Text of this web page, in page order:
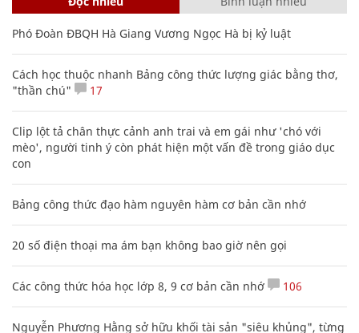
Phó Đoàn ĐBQH Hà Giang Vương Ngọc Hà bị kỷ luật
Cách học thuộc nhanh Bảng công thức lượng giác bằng thơ,
"thần chú"
17
Clip lột tả chân thực cảnh anh trai và em gái như 'chó với
mèo', người tinh ý còn phát hiện một vấn đề trong giáo dục
con
Bảng công thức đạo hàm nguyên hàm cơ bản cần nhớ
20 số điện thoại ma ám bạn không bao giờ nên gọi
Các công thức hóa học lớp 8, 9 cơ bản cần nhớ 106
Nguyễn Phương Hằng sở hữu khối tài sản "siêu khủng", từng